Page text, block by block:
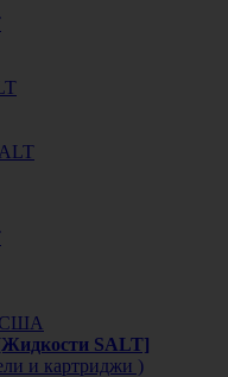
США
SALT]
и картриджи )